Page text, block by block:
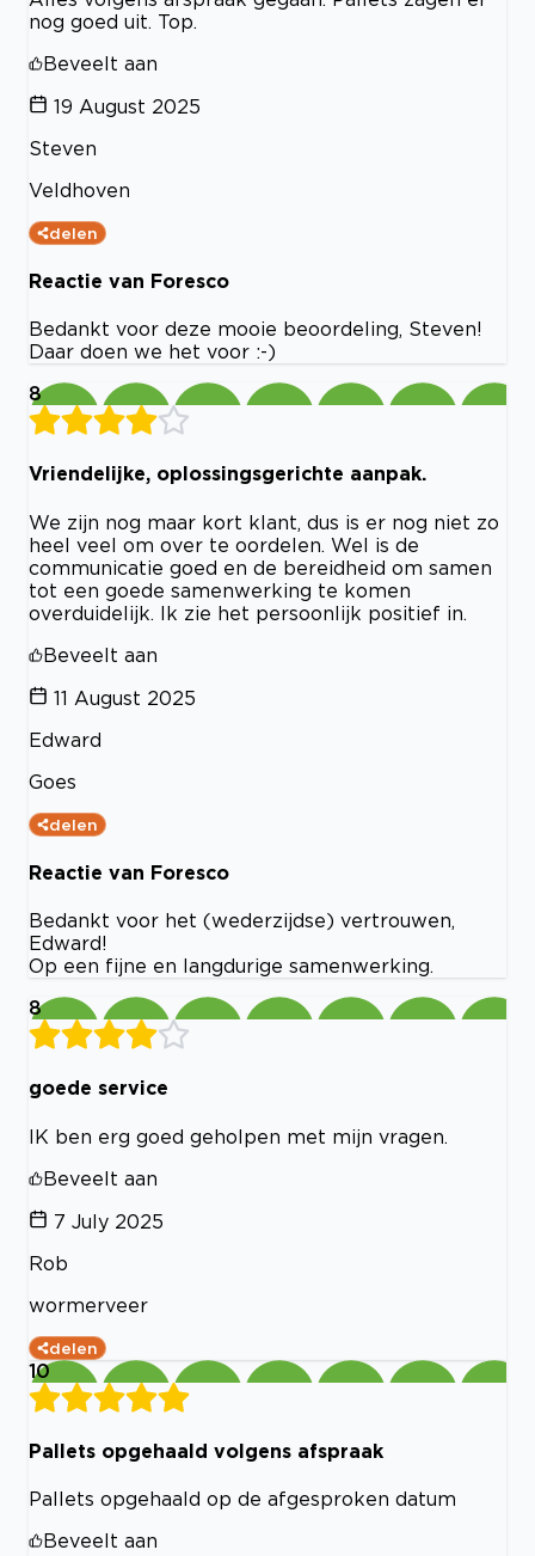
nog goed uit. Top.
Beveelt aan
19 August 2025
Steven
Veldhoven
delen
Reactie van Foresco
Bedankt voor deze mooie beoordeling, Steven!
Daar doen we het voor :-)
8
Vriendelijke, oplossingsgerichte aanpak.
We zijn nog maar kort klant, dus is er nog niet zo
heel veel om over te oordelen. Wel is de
communicatie goed en de bereidheid om samen
tot een goede samenwerking te komen
overduidelijk. Ik zie het persoonlijk positief in.
Beveelt aan
11 August 2025
Edward
Goes
delen
Reactie van Foresco
Bedankt voor het (wederzijdse) vertrouwen,
Edward!
Op een fijne en langdurige samenwerking.
8
goede service
IK ben erg goed geholpen met mijn vragen.
Beveelt aan
7 July 2025
Rob
wormerveer
delen
10
Pallets opgehaald volgens afspraak
Pallets opgehaald op de afgesproken datum
Beveelt aan